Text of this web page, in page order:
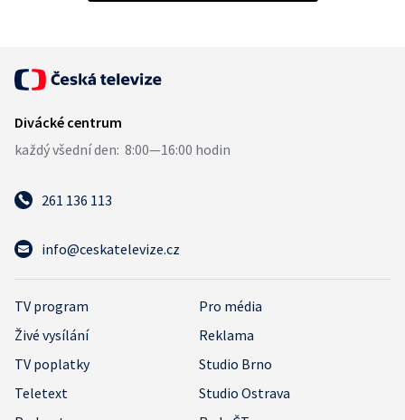
261 136 113
info@ceskatelevize.cz
TV program
Pro média
Živé vysílání
Reklama
TV poplatky
Studio Brno
Teletext
Studio Ostrava